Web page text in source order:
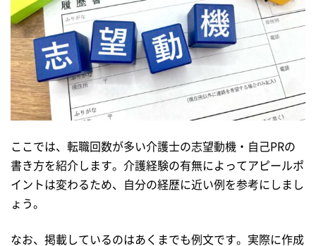
ここでは、転職回数が多い介護士の志望動機・自己PRの
書き方を紹介します。介護経験の有無によってアピールポ
イントは変わるため、自分の経歴に近い例を参考にしまし
ょう。
なお、掲載しているのはあくまでも例文です。実際に作成